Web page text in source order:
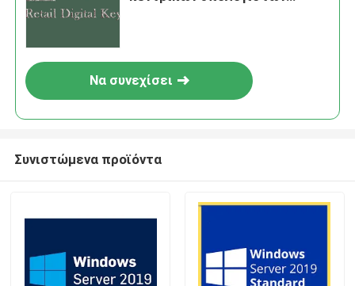
Να συνεχίσει
Συνιστώμενα προϊόντα